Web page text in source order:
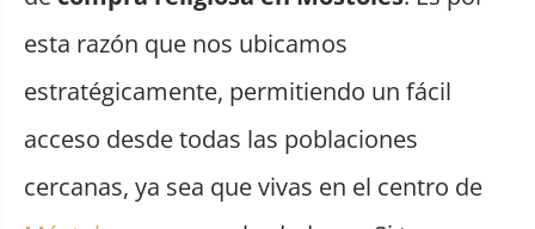
esta razón que nos ubicamos
estratégicamente, permitiendo un fácil
acceso desde todas las poblaciones
cercanas, ya sea que vivas en el centro de